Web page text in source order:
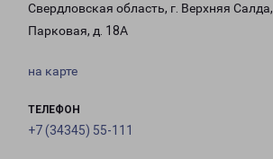
Свердловская область, г. Верхняя
Парковая, д. 18А
на карте
ТЕЛЕФОН
+7 (34345) 55-111